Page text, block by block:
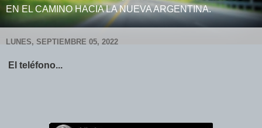
EN EL CAMINO HACIA LA NUEVA ARGENTINA.
LUNES, SEPTIEMBRE 05, 2022
El teléfono...